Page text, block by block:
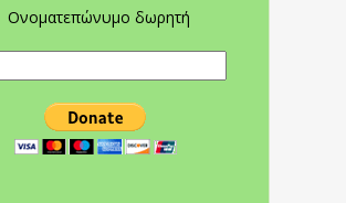
Ονοματεπώνυμο δωρητή